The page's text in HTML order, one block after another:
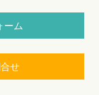
ーム
せ